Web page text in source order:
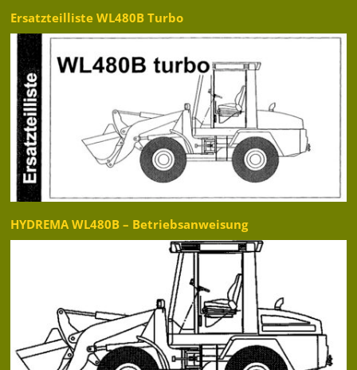
Ersatzteilliste WL480B Turbo
HYDREMA WL480B – Betriebsanweisung